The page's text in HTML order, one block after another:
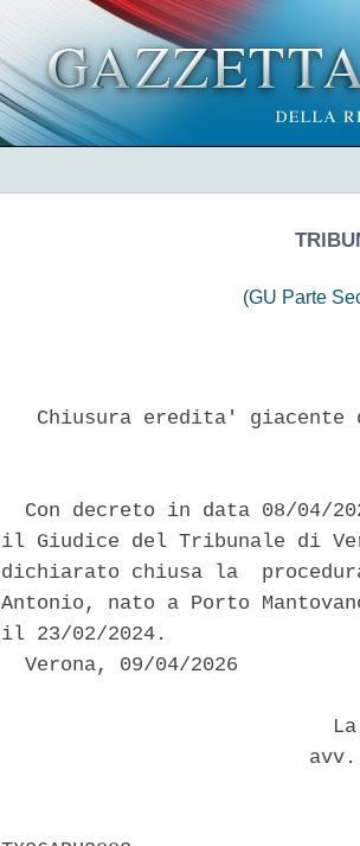
(GU Parte
Chiusura eredita'
Con decreto in data 08/04/
il Giudice del Tribunale di
dichiarato chiusa la
Antonio, nato a Porto
il 23/02/2024.
  Verona, 09/04/2026